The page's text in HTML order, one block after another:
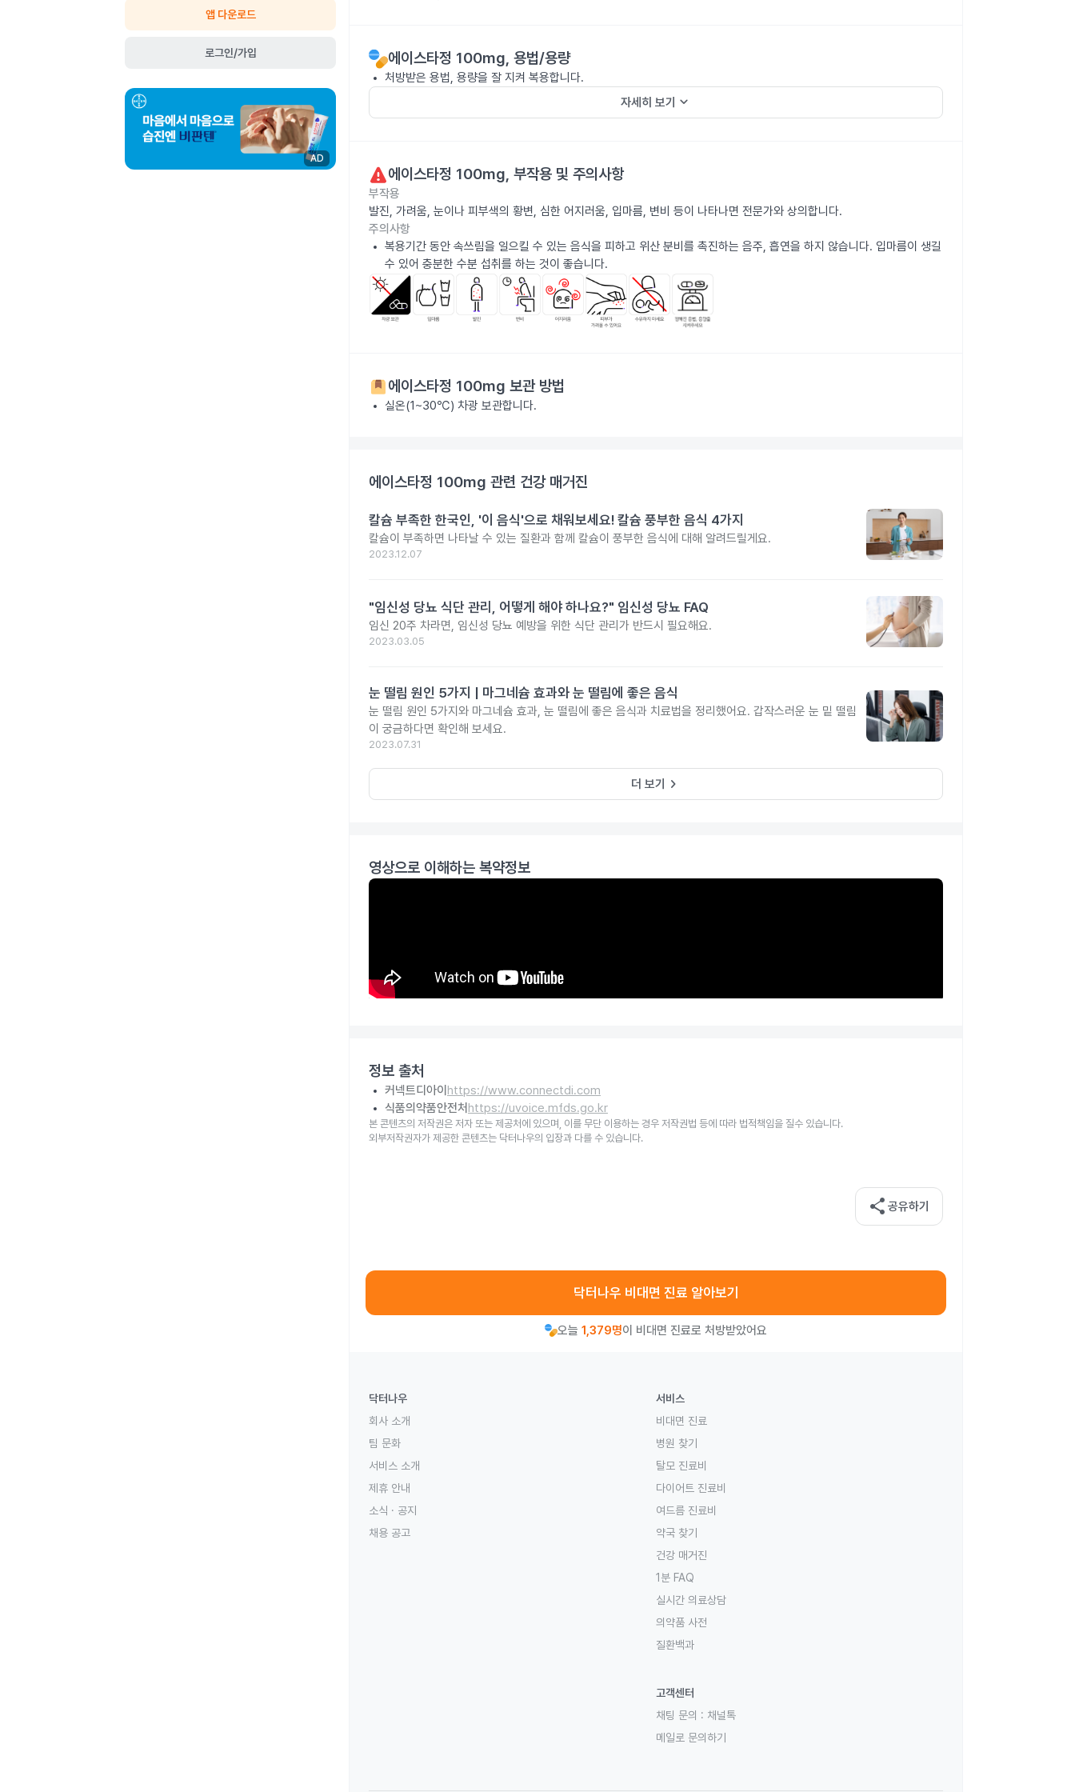
앱 다운로드
로그인/가입
AD
에이스타정 100mg, 용법/용량
처방받은 용법, 용량을 잘 지켜 복용합니다.
자세히 보기 keyboard_arrow_down
에이스타정 100mg, 부작용 및 주의사항
부작용
발진, 가려움, 눈이나 피부색의 황변, 심한 어지러움, 입마름, 변비 등이 나타나면 전문가와 상의합니다.
주의사항
복용기간 동안 속쓰림을 일으킬 수 있는 음식을 피하고 위산 분비를 촉진하는 음주, 흡연을 하지 않습니다. 입마름이 생길
수 있어 충분한 수분 섭취를 하는 것이 좋습니다.
에이스타정 100mg 보관 방법
실온(1~30℃) 차광 보관합니다.
에이스타정 100mg 관련 건강 매거진
칼슘 부족한 한국인, '이 음식'으로 채워보세요! 칼슘 풍부한 음식 4가지
칼슘이 부족하면 나타날 수 있는 질환과 함께 칼슘이 풍부한 음식에 대해 알려드릴게요.
2023.12.07
"임신성 당뇨 식단 관리, 어떻게 해야 하나요?" 임신성 당뇨 FAQ
임신 20주 차라면, 임신성 당뇨 예방을 위한 식단 관리가 반드시 필요해요.
2023.03.05
눈 떨림 원인 5가지 | 마그네슘 효과와 눈 떨림에 좋은 음식
눈 떨림 원인 5가지와 마그네슘 효과, 눈 떨림에 좋은 음식과 치료법을 정리했어요. 갑작스러운 눈 밑 떨림
이 궁금하다면 확인해 보세요.
2023.07.31
더 보기 keyboard_arrow_right
영상으로 이해하는 복약정보
정보 출처
커넥트디아이 https://www.connectdi.com
식품의약품안전처 https://uvoice.mfds.go.kr
본 콘텐츠의 저작권은 저자 또는 제공처에 있으며, 이를 무단 이용하는 경우 저작권법 등에 따라 법적책임을 질수 있습니다.
외부저작권자가 제공한 콘텐츠는 닥터나우의 입장과 다를 수 있습니다.
share 공유하기
닥터나우 비대면 진료 알아보기
오늘 1,379명이 비대면 진료로 처방받았어요
닥터나우
회사 소개
팀 문화
서비스 소개
제휴 안내
소식 · 공지
채용 공고
서비스
비대면 진료
병원 찾기
탈모 진료비
다이어트 진료비
여드름 진료비
약국 찾기
건강 매거진
1분 FAQ
실시간 의료상담
의약품 사전
질환백과
고객센터
채팅 문의 : 채널톡
메일로 문의하기